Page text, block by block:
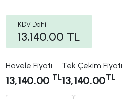
KDV Dahil
13,140.00 TL
Havele Fiyatı
13,140.00 TL
Tek Çekim Fiyatı
13,140.00TL